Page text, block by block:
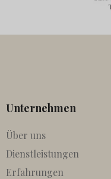
Unternehmen
Über uns
Dienstleistungen
Erfahrungen